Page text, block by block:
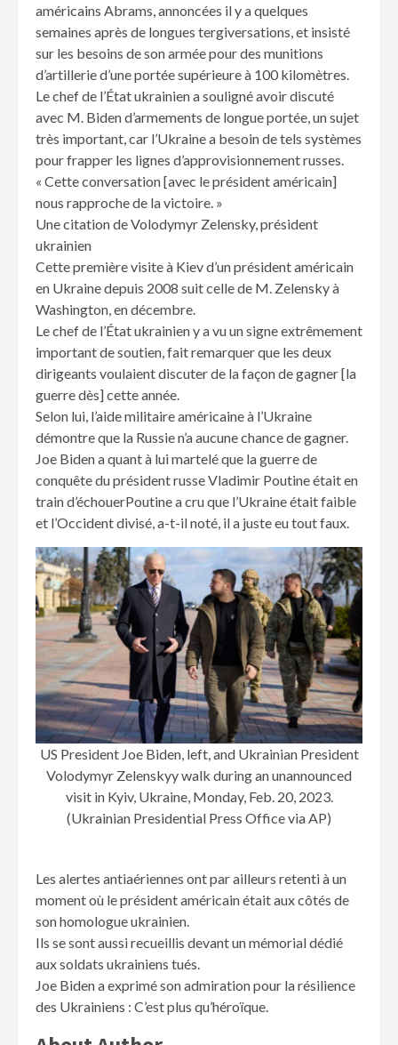
américains Abrams, annoncées il y a quelques
semaines après de longues tergiversations, et insisté
sur les besoins de son armée pour des munitions
d’artillerie d’une portée supérieure à 100 kilomètres.
Le chef de l’État ukrainien a souligné avoir discuté
avec M. Biden d’armements de longue portée, un sujet
très important, car l’Ukraine a besoin de tels systèmes
pour frapper les lignes d’approvisionnement russes.
« Cette conversation [avec le président américain]
nous rapproche de la victoire. »
Une citation de Volodymyr Zelensky, président
ukrainien
Cette première visite à Kiev d’un président américain
en Ukraine depuis 2008 suit celle de M. Zelensky à
Washington, en décembre.
Le chef de l’État ukrainien y a vu un signe extrêmement
important de soutien, fait remarquer que les deux
dirigeants voulaient discuter de la façon de gagner [la
guerre dès] cette année.
Selon lui, l’aide militaire américaine à l’Ukraine
démontre que la Russie n’a aucune chance de gagner.
Joe Biden a quant à lui martelé que la guerre de
conquête du président russe Vladimir Poutine était en
train d’échouerPoutine a cru que l’Ukraine était faible
et l’Occident divisé, a-t-il noté, il a juste eu tout faux.
US President Joe Biden, left, and Ukrainian President
Volodymyr Zelenskyy walk during an unannounced
visit in Kyiv, Ukraine, Monday, Feb. 20, 2023.
(Ukrainian Presidential Press Office via AP)
Les alertes antiaériennes ont par ailleurs retenti à un
moment où le président américain était aux côtés de
son homologue ukrainien.
Ils se sont aussi recueillis devant un mémorial dédié
aux soldats ukrainiens tués.
Joe Biden a exprimé son admiration pour la résilience
des Ukrainiens : C’est plus qu’héroïque.